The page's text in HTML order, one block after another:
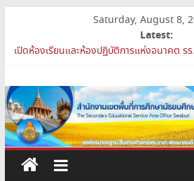
content
Saturday, August 8,
Latest:
สพม.สบ ประชุมชี้แจงแนวทางการส่งเสริมความ
สพม.สบ เสริมศักยภาพผู้บริหาร PA Support
ก้าวหน้าวิชาชีพ
สพม.สบ เข้าร่วมประชุมสัมมนา ผอ.สพท. ทั่ว
for Education”
การย้ายข้าราชการครูและบุคลากรทางการศึก
สำนักงาน
เขต
พื้นที่